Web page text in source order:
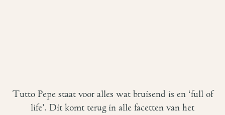
Tutto Pepe staat voor alles wat bruisend is en ‘full of
life’. Dit komt terug in alle facetten van het